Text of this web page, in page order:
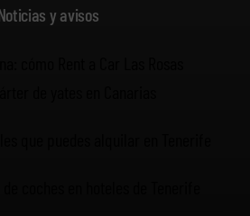
y avisos